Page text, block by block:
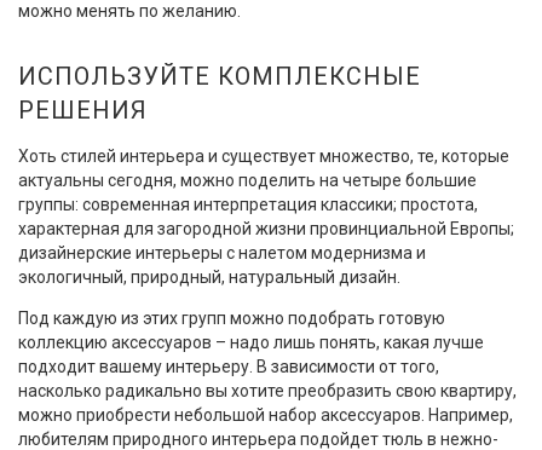
можно менять по желанию.
ИСПОЛЬЗУЙТЕ КОМПЛЕКСНЫЕ
РЕШЕНИЯ
Хоть стилей интерьера и существует множество, те, которые
актуальны сегодня, можно поделить на четыре большие
группы: современная интерпретация классики; простота,
характерная для загородной жизни провинциальной Европы;
дизайнерские интерьеры с налетом модернизма и
экологичный, природный, натуральный дизайн.
Под каждую из этих групп можно подобрать готовую
коллекцию аксессуаров – надо лишь понять, какая лучше
подходит вашему интерьеру. В зависимости от того,
насколько радикально вы хотите преобразить свою квартиру,
можно приобрести небольшой набор аксессуаров. Например,
любителям природного интерьера подойдет тюль в нежно-